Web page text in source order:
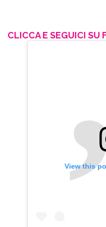
CLICCA E SEGUICI SU
View this